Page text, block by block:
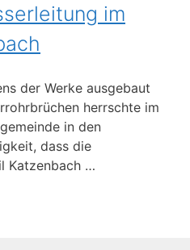
im
der Werke ausgebaut
herrschte im
in den
dass die
Katzenbach …